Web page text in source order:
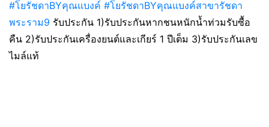
#โยรัชดาBYคุณแบงค์ #โยรัชดาBYคุณแบงค์สาขารัชดา
พระราม9 รับประกัน 1)รับประกันหากชนหนักน้ำท่วมรับซื้อ
คืน 2)รับประกันเครื่องยนต์และเกียร์ 1 ปีเต็ม 3)รับประกันเลข
ไมล์แท้